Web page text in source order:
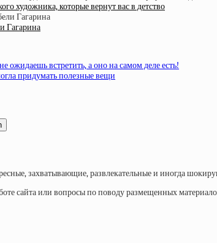
художника, которые вернут вас в детство
Гагарина
ожидаешь встретить, а оно на самом деле есть!
придумать полезные вещи
захватывающие, развлекательные и иногда
сайта или вопросы по поводу размещенных